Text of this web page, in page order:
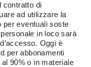
contratto di
ad utilizzare la
per eventuali soste
in loco sarà
Oggi è
per abbonamenti
90% o in materiale